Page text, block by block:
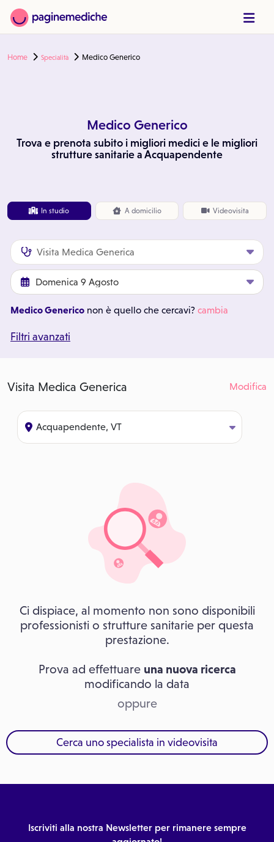
Home Specialità Medico Generico
Medico Generico
Trova e prenota subito i migliori medici e le migliori
strutture sanitarie a Acquapendente
In studio A domicilio Videovisita
Medico Generico non è quello che cercavi? cambia
Filtri avanzati
Visita Medica Generica Modifica
Acquapendente, VT
Ci dispiace, al momento non sono disponibili
professionisti o strutture sanitarie per questa
prestazione.
Prova ad effettuare una nuova ricerca
modificando la data
oppure
Cerca uno specialista in videovisita
Iscriviti alla nostra Newsletter per rimanere sempre